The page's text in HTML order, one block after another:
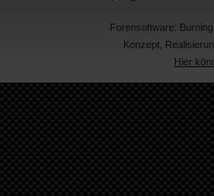
Forensoftware:
Konzept,
Hier